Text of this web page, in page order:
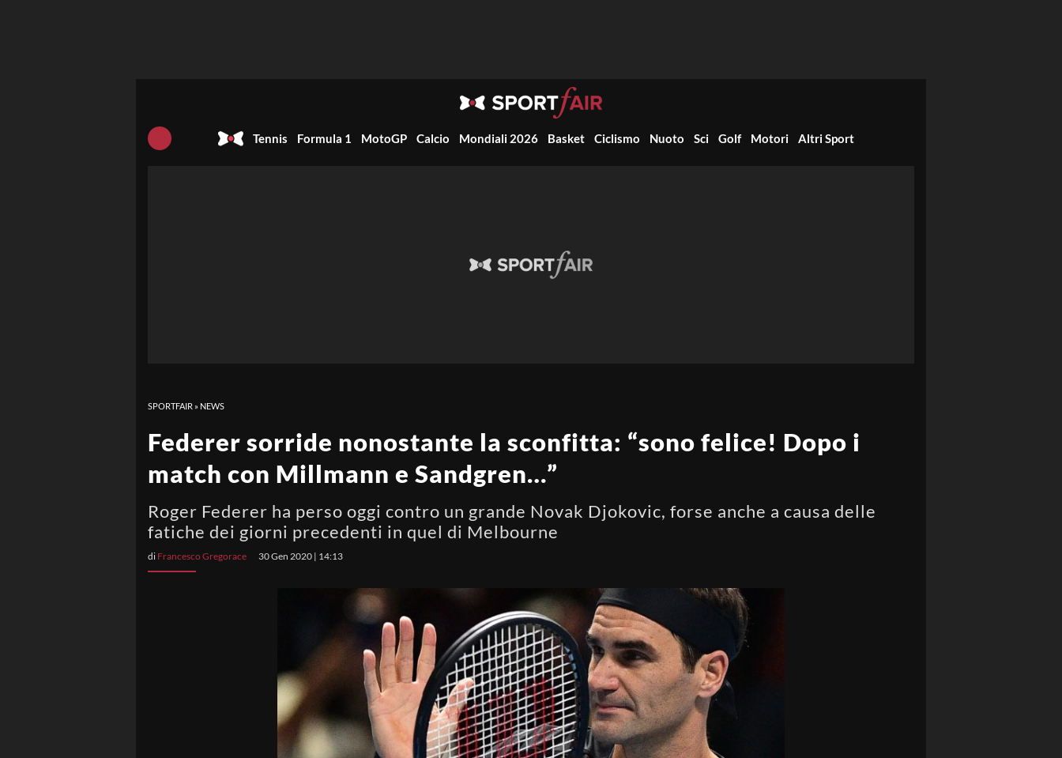
Tennis Formula 1 MotoGP Calcio Mondiali 2026 Basket Ciclismo Nuoto Sci Golf Motori Altri Sport
SPORTFAIR » NEWS
Federer sorride nonostante la sconfitta: “sono felice! Dopo i
match con Millmann e Sandgren…”
Roger Federer ha perso oggi contro un grande Novak Djokovic, forse anche a causa delle
fatiche dei giorni precedenti in quel di Melbourne
di Francesco Gregorace 30 Gen 2020 | 14:13